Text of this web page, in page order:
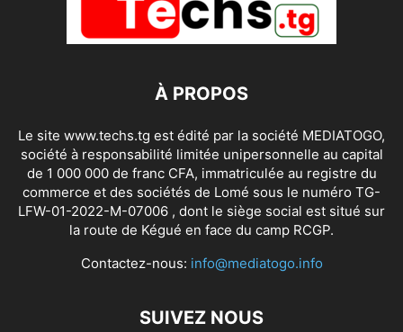
À PROPOS
Le site www.techs.tg est édité par la société MEDIATOGO,
société à responsabilité limitée unipersonnelle au capital
de 1 000 000 de franc CFA, immatriculée au registre du
commerce et des sociétés de Lomé sous le numéro TG-
LFW-01-2022-M-07006 , dont le siège social est situé sur
la route de Kégué en face du camp RCGP.
Contactez-nous: info@mediatogo.info
SUIVEZ NOUS